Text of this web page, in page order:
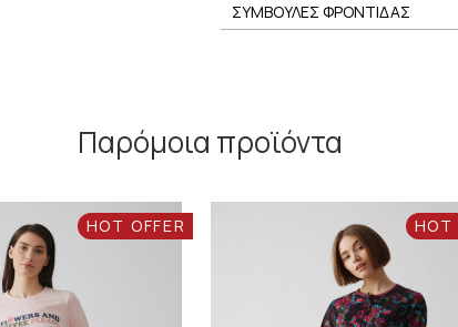
ΣΥΜΒΟΥΛΕΣ ΦΡΟΝΤΙΔΑΣ
Παρόμοια προϊόντα
HOT OFFER HOT